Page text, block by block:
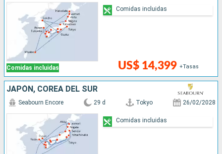
Comidas incluidas US$ 14,399 +Tasas
Comidas incluidas
JAPÓN, COREA DEL SUR
Seabourn Encore 29 d Tokyo 26/02/2028
Comidas incluidas